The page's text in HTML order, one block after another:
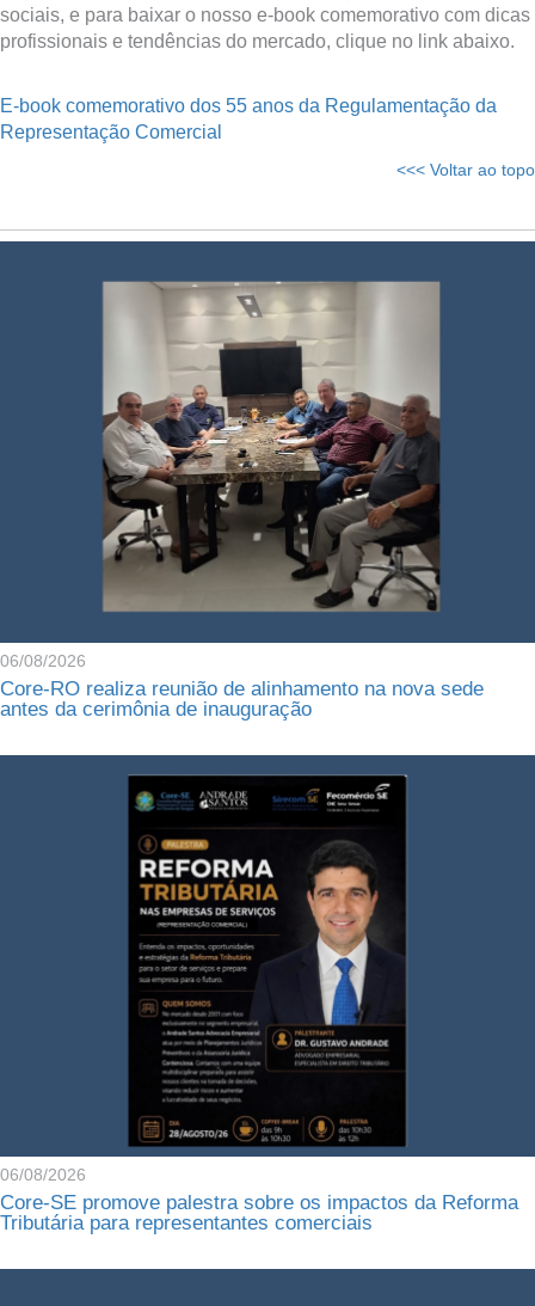
sociais, e para baixar o nosso e-book comemorativo com dicas
profissionais e tendências do mercado, clique no link abaixo.
E-book comemorativo dos 55 anos da Regulamentação da
Representação Comercial
<<< Voltar ao topo
06/08/2026
Core-RO realiza reunião de alinhamento na nova sede
antes da cerimônia de inauguração
06/08/2026
Core-SE promove palestra sobre os impactos da Reforma
Tributária para representantes comerciais